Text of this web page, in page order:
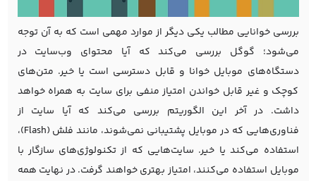
بررسی خوانایی مطالب یکی دیگر از موارد مهمی است که به آن توجه
می‌شود؛ گوگل بررسی می‌کند که آیا محتوای وب‌سایت در
دستگاه‌های موبایل خوانا و قابل دسترسی است یا خیر. متن‌های
کوچک و غیر قابل خواندن امتیاز منفی برای سایت به همراه خواهد
داشت. در آخر این الگوریتم بررسی می‌کند که آیا سایت از
فناوری‌هایی که در موبایل پشتیبانی نمی‌شوند، مانند فلش (Flash)،
استفاده می‌کند یا خیر. سایت‌هایی که از تکنولوژی‌های سازگار با
موبایل استفاده می‌کنند، امتیاز بهتری خواهند گرفت. در نهایت همه